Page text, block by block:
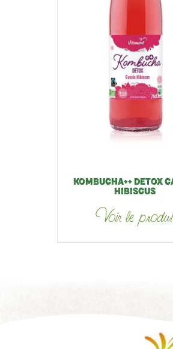
KOMBUCHA++ DETOX
HIBISCUS
Voir le